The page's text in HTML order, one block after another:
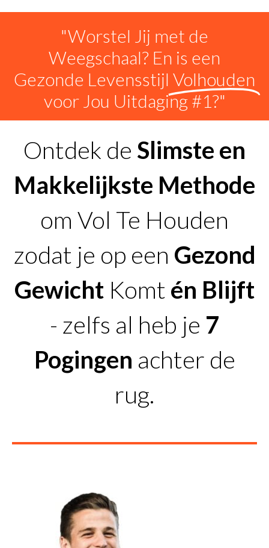
"Worstel Jij met de
Weegschaal? En is een
Gezonde Levensstijl Volhouden
voor Jou Uitdaging #1?"
Ontdek de Slimste en
Makkelijkste Methode
om Vol Te Houden
zodat je op een Gezond
Gewicht Komt én Blijft
- zelfs al heb je 7
Pogingen achter de
rug.